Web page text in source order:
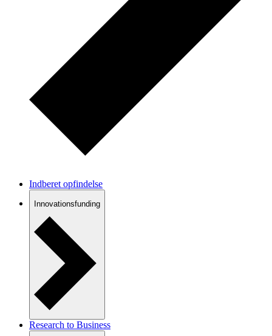
Indberet opfindelse
Innovationsfunding
Research to Business